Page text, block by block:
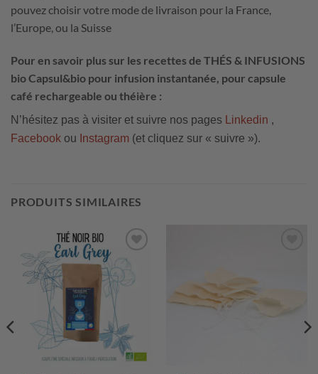
pouvez choisir votre mode de livraison pour la France,
l’Europe, ou la Suisse
Pour en savoir plus sur les recettes de THÉS & INFUSIONS
bio Capsul&bio pour infusion instantanée, pour capsule
café rechargeable ou théière :
N’hésitez pas à visiter et suivre nos pages Linkedin ,
Facebook ou Instagram (et cliquez sur « suivre »).
PRODUITS SIMILAIRES
Ajouter
à la liste
d’envies